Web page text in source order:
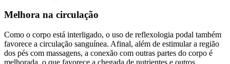
Melhora na circulação
Como o corpo está interligado, o uso de reflexologia podal também
favorece a circulação sanguínea. Afinal, além de estimular a região
dos pés com massagens, a conexão com outras partes do corpo é
melhorada, o que favorece a chegada de nutrientes e outros